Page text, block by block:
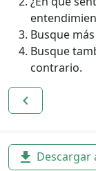
Busque
Busque
contrario.
navigate_before
file_download Descargar